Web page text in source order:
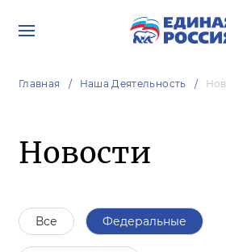
Главная Наша Деятельность
Новости
Все Федеральные